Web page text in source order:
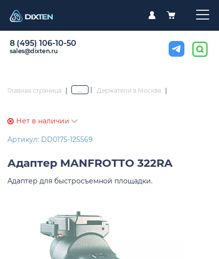
8 (495) 106-10-50
sales@dixten.ru
Главная страница | ... Держатели в Москве |
Нет в наличии
Артикул: DD0175-125569
Адаптер MANFROTTO 322RA
Адаптер для быстросъемной площадки.